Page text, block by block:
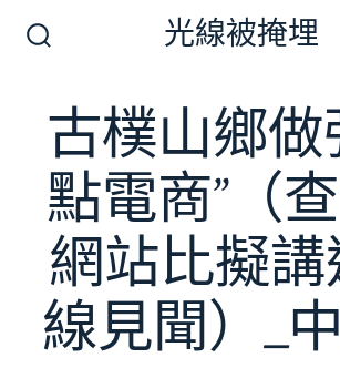
換
開
關
光線被掩埋
古樸山鄉做
點電商”（
網站比擬講
線見聞）_